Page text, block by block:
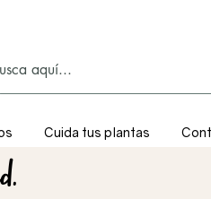
Cuida tus plantas